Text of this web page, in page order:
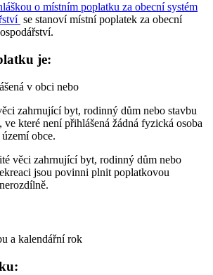
o místním poplatku za obecní systém
se stanoví místní poplatek za obecní
je:
v obci nebo
zahrnující byt, rodinný dům nebo stavbu
které není přihlášená žádná fyzická osoba
obce.
věci zahrnující byt, rodinný dům nebo
jsou povinni plnit poplatkovou
a kalendářní rok